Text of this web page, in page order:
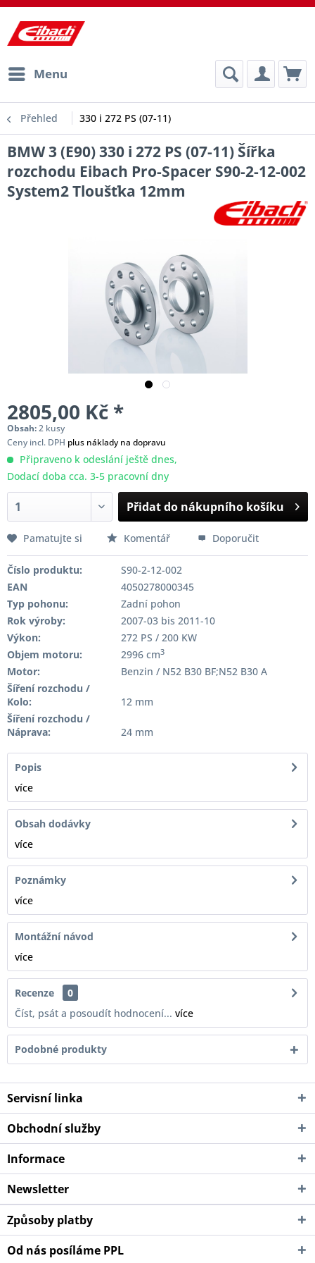
Menu
Přehled 330 i 272 PS (07-11)
BMW 3 (E90) 330 i 272 PS (07-11) Šířka
rozchodu Eibach Pro-Spacer S90-2-12-002
System2 Tloušťka 12mm
2805,00 Kč *
Obsah:2 kusy
Ceny incl. DPH plus náklady na dopravu
Připraveno k odeslání ještě dnes,
Dodací doba cca. 3-5 pracovní dny
Přidat do nákupního košíku
Pamatujte si Komentář Doporučit
Číslo produktu:
S90-2-12-002
EAN
4050278000345
Typ pohonu:
Zadní pohon
Rok výroby:
2007-03 bis 2011-10
Výkon:
272 PS / 200 KW
Objem motoru:
2996 cm3
Motor:
Benzin / N52 B30 BF;N52 B30 A
Šíření rozchodu /
Kolo:
12 mm
Šíření rozchodu /
Náprava:
24 mm
Popis
více
Obsah dodávky
více
Poznámky
více
Montážní návod
více
Recenze
0
Číst, psát a posoudít hodnocení... více
Podobné produkty
Servisní linka
Obchodní služby
Informace
Newsletter
Způsoby platby
Od nás posíláme PPL